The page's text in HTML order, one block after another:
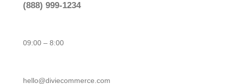
(888) 999-1234
09:00 – 8:00
hello@diviecommerce.com